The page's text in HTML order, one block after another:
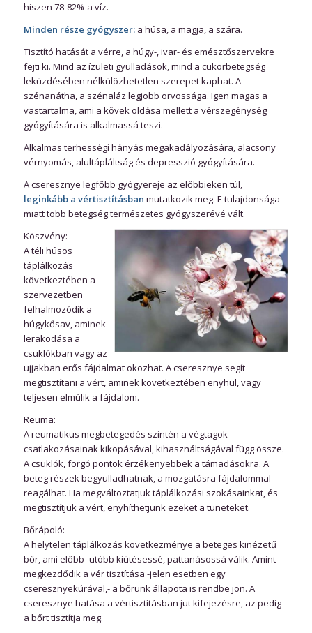
hiszen 78-82%-a víz.
Minden része gyógyszer:a húsa, a magja, a szára.
Tisztító hatását a vérre, a húgy-, ivar- és emésztőszervekre
fejti ki. Mind az ízületi gyulladások, mind a cukorbetegség
leküzdésében nélkülözhetetlen szerepet kaphat. A
szénanátha, a szénaláz legjobb orvossága. Igen magas a
vastartalma, ami a kövek oldása mellett a vérszegénység
gyógyítására is alkalmassá teszi.
Alkalmas terhességi hányás megakadályozására, alacsony
vérnyomás, alultápláltság és depresszió gyógyítására.
A cseresznye legfőbb gyógyereje az előbbieken túl,
leginkább a vértisztításban mutatkozik meg. E tulajdonsága
miatt több betegség természetes gyógyszerévé vált.
Köszvény:
A téli húsos
táplálkozás
következtében a
szervezetben
felhalmozódik a
húgykősav, aminek
lerakodása a
csuklókban vagy az
ujjakban erős fájdalmat okozhat. A cseresznye segít
megtisztítani a vért, aminek következtében enyhül, vagy
teljesen elmúlik a fájdalom.
Reuma:
A reumatikus megbetegedés szintén a végtagok
csatlakozásainak kikopásával, kihasználtságával függ össze.
A csuklók, forgó pontok érzékenyebbek a támadásokra. A
beteg részek begyulladhatnak, a mozgatásra fájdalommal
reagálhat. Ha megváltoztatjuk táplálkozási szokásainkat, és
megtisztítjuk a vért, enyhíthetjünk ezeket a tüneteket.
Bőrápoló:
A helytelen táplálkozás következménye a beteges kinézetű
bőr, ami előbb- utóbb kiütésessé, pattanásossá válik. Amint
megkezdődik a vér tisztítása -jelen esetben egy
cseresznyekúrával,- a bőrünk állapota is rendbe jön. A
cseresznye hatása a vértisztításban jut kifejezésre, az pedig
a bőrt tisztítja meg.